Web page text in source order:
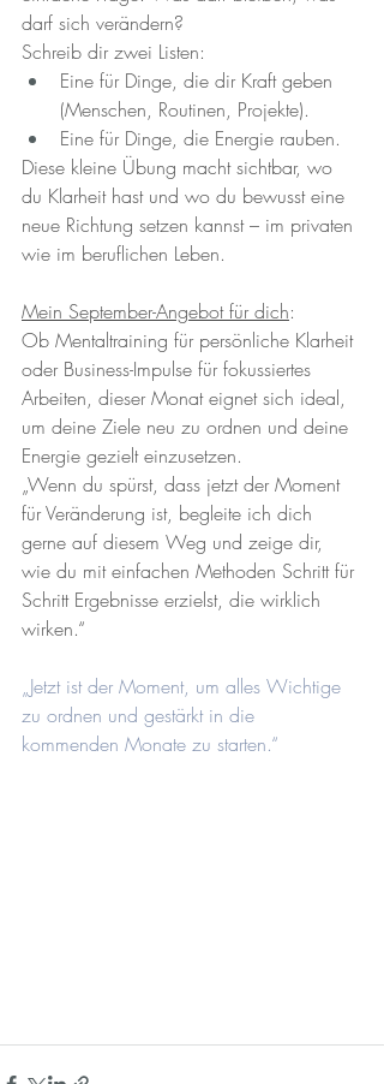
darf sich verändern?
Schreib dir zwei Listen:
Eine für Dinge, die dir Kraft geben
(Menschen, Routinen, Projekte).
Eine für Dinge, die Energie rauben.
Diese kleine Übung macht sichtbar, wo
du Klarheit hast und wo du bewusst eine
neue Richtung setzen kannst – im privaten
wie im beruflichen Leben.
Mein September-Angebot für dich:
Ob Mentaltraining für persönliche Klarheit
oder Business-Impulse für fokussiertes
Arbeiten, dieser Monat eignet sich ideal,
um deine Ziele neu zu ordnen und deine
Energie gezielt einzusetzen.
„Wenn du spürst, dass jetzt der Moment
für Veränderung ist, begleite ich dich
gerne auf diesem Weg und zeige dir,
wie du mit einfachen Methoden Schritt für
Schritt Ergebnisse erzielst, die wirklich
wirken.“
„Jetzt ist der Moment, um alles Wichtige
zu ordnen und gestärkt in die
kommenden Monate zu starten.“